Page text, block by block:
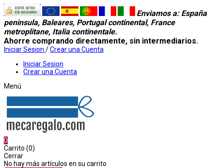
Enviamos a: España
peninsula, Baleares, Portugal continental, France
metroplitane, Italia continentale.
Ahorre comprando directamente, sin intermediarios.
Iniciar Sesion /Crear una Cuenta
Iniciar Sesion
Crear una Cuenta
Menú
0
Carrito (0)
Cerrar
No hay más artículos en su carrito